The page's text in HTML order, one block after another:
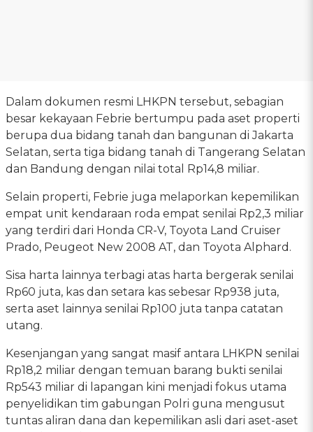
Dalam dokumen resmi LHKPN tersebut, sebagian
besar kekayaan Febrie bertumpu pada aset properti
berupa dua bidang tanah dan bangunan di Jakarta
Selatan, serta tiga bidang tanah di Tangerang Selatan
dan Bandung dengan nilai total Rp14,8 miliar.
Selain properti, Febrie juga melaporkan kepemilikan
empat unit kendaraan roda empat senilai Rp2,3 miliar
yang terdiri dari Honda CR-V, Toyota Land Cruiser
Prado, Peugeot New 2008 AT, dan Toyota Alphard.
Sisa harta lainnya terbagi atas harta bergerak senilai
Rp60 juta, kas dan setara kas sebesar Rp938 juta,
serta aset lainnya senilai Rp100 juta tanpa catatan
utang.
Kesenjangan yang sangat masif antara LHKPN senilai
Rp18,2 miliar dengan temuan barang bukti senilai
Rp543 miliar di lapangan kini menjadi fokus utama
penyelidikan tim gabungan Polri guna mengusut
tuntas aliran dana dan kepemilikan asli dari aset-aset